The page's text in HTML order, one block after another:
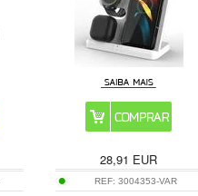
28,91 EUR
REF: 3004353-VAR